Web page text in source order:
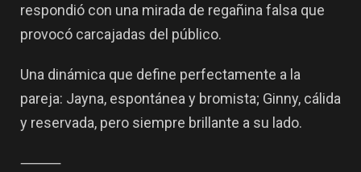
respondió con una mirada de regañina falsa que
provocó carcajadas del público.
Una dinámica que define perfectamente a la
pareja: Jayna, espontánea y bromista; Ginny, cálida
y reservada, pero siempre brillante a su lado.
⸻